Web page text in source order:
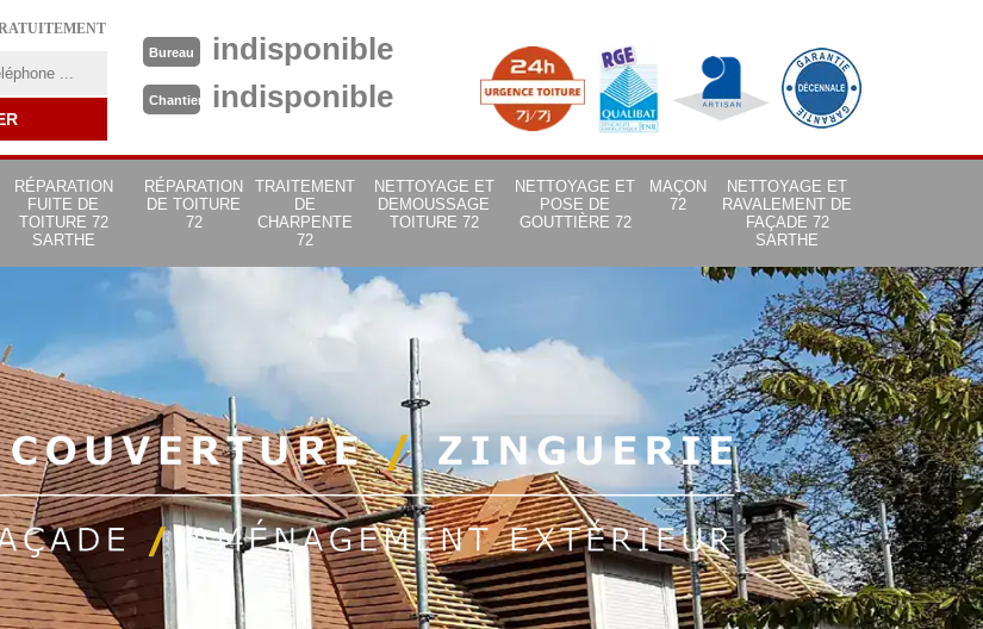
Bureau indisponible
Chantier indisponible
RÉPARATION
FUITE DE
TOITURE 72
SARTHE
RÉPARATION
DE TOITURE
72
TRAITEMENT
DE
CHARPENTE
72
NETTOYAGE ET
DEMOUSSAGE
TOITURE 72
NETTOYAGE ET
POSE DE
GOUTTIÈRE 72
MAÇON
72
NETTOYAGE ET
RAVALEMENT DE
FAÇADE 72
SARTHE